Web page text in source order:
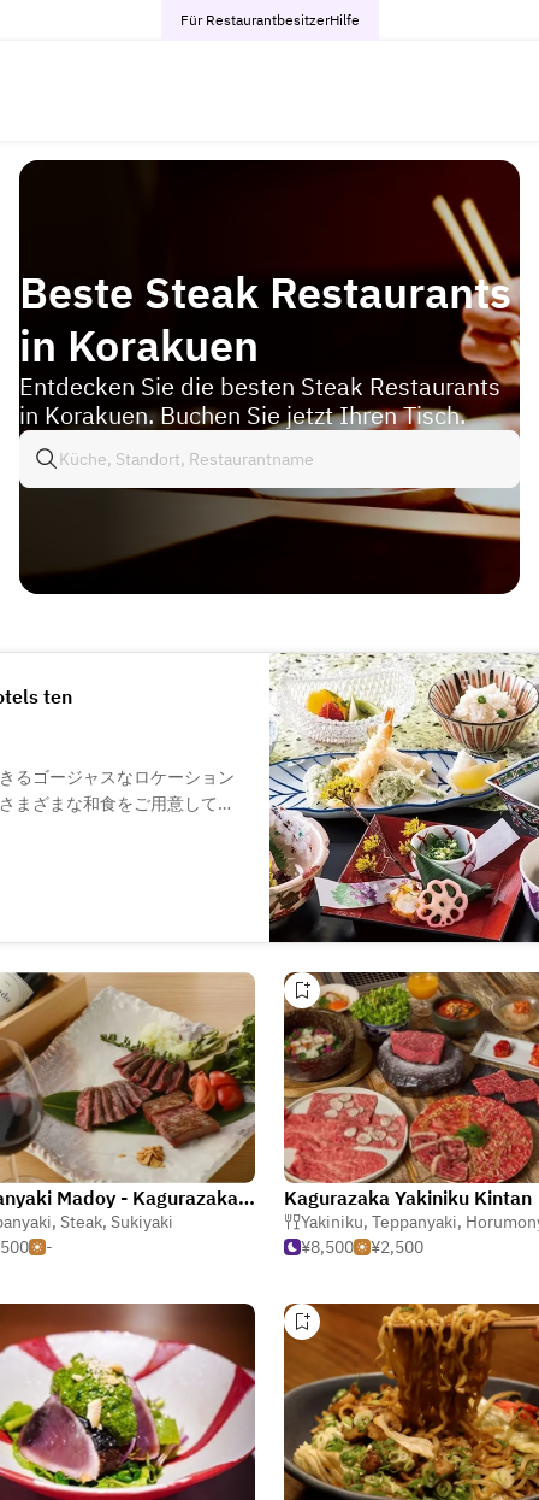
Für RestaurantbesitzerHilfe
Beste Steak Restaurants
in Korakuen
Entdecken Sie die besten Steak Restaurants
in Korakuen. Buchen Sie jetzt Ihren Tisch.
ten
るゴージャスなロケーション
まざまな和食をご用意してお
Teppanyaki Madoy - Kagurazaka Bettei
, Steak, Sukiyaki
-
Kagurazaka Yakiniku Kintan
Yakiniku, Teppanyaki, Horumonyaki
¥8,500
¥2,500